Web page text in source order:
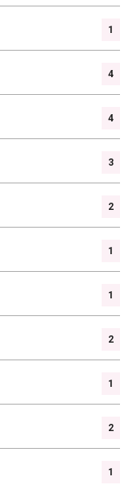
1
4
4
3
2
1
1
2
1
2
1